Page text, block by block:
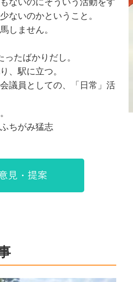
ないのにそういう活動をす
ないのかということ。
しません。
たばかりだし。
、駅に立つ。
議員としての、「日常」活
がみ猛志
見・提案